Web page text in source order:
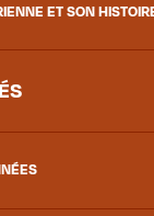
ET SON
les
dudit
ne sont
conforme
de la Propriété
notamment
et/ou de ces